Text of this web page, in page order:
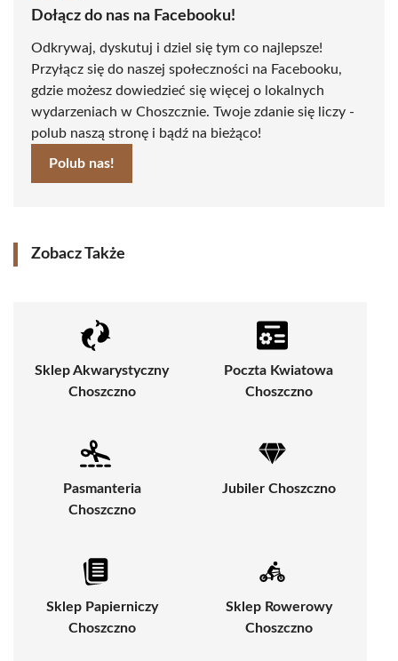
Dołącz do nas na Facebooku!
Odkrywaj, dyskutuj i dziel się tym co najlepsze!
Przyłącz się do naszej społeczności na Facebooku,
gdzie możesz dowiedzieć się więcej o lokalnych
wydarzeniach w Choszcznie. Twoje zdanie się liczy -
polub naszą stronę i bądź na bieżąco!
Polub nas!
Zobacz Także
Sklep Akwarystyczny
Choszczno
Poczta Kwiatowa
Choszczno
Pasmanteria
Choszczno
Jubiler Choszczno
Sklep Papierniczy
Choszczno
Sklep Rowerowy
Choszczno